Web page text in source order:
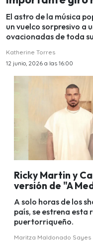
El astro de la música
un vuelco sorpresivo a
ovacionadas de toda
Katherine Torres
12 junio, 2026 a las 16:00
Ricky Martin y
versión de "A
A solo horas de los
país, se estrena esta
puertorriqueño.
Maritza Maldonado Sayes